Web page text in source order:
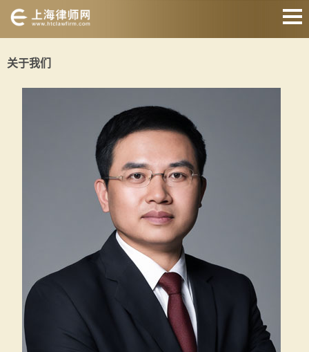
房产纠纷
债权债务
合同纠纷
征地拆迁
关于我们
关于我们